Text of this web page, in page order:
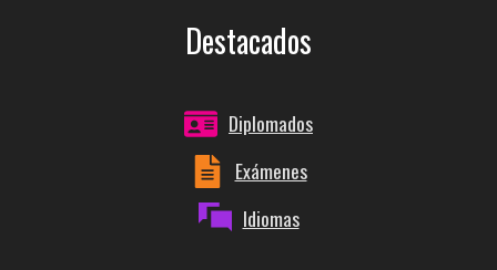
Destacados
Diplomados
Exámenes
Idiomas